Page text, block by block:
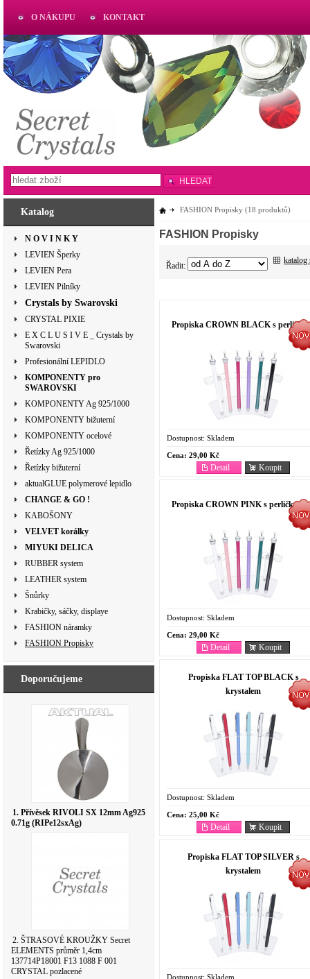
Katalog
N O V I N K Y
LEVIEN Šperky
LEVIEN Pera
LEVIEN Pilníky
Crystals by Swarovski
CRYSTAL PIXIE
E X C L U S I V E _ Crystals by
Swarovski
Profesionální LEPIDLO
KOMPONENTY pro
SWAROVSKI
KOMPONENTY Ag 925/1000
KOMPONENTY bižuterní
KOMPONENTY ocelové
Řetízky Ag 925/1000
Řetízky bižuterní
aktualGLUE polymerové lepidlo
CHANGE & GO !
KABOŠONY
VELVET korálky
MIYUKI DELICA
RUBBER system
LEATHER system
Šnůrky
Krabičky, sáčky, displaye
FASHION náramky
FASHION Propisky
Doporučujeme
1. Přívěsek RIVOLI SX 12mm Ag925
0.71g (RIPe12sxAg)
2. ŠTRASOVÉ KROUŽKY Secret
ELEMENTS průměr 1,4cm
137714P18001 F13 1088 F 001
CRYSTAL pozlacené
FASHION Propisky (18 produktů)
FASHION Propisky
Řadit:
katalog
Propiska CROWN BLACK s
Dostupnost: Skladem
Cena: 29,00 Kč
Koupit
Detail
Propiska CROWN PINK s perličkou
Dostupnost: Skladem
Cena: 29,00 Kč
Koupit
Detail
Propiska FLAT TOP BLACK s
krystalem
Dostupnost: Skladem
Cena: 25,00 Kč
Koupit
Detail
Propiska FLAT TOP SILVER s
krystalem
Dostupnost: Skladem
O NÁKUPU KONTAKT
AKTUAL
www.aktual-koralky.cz
HLEDAT